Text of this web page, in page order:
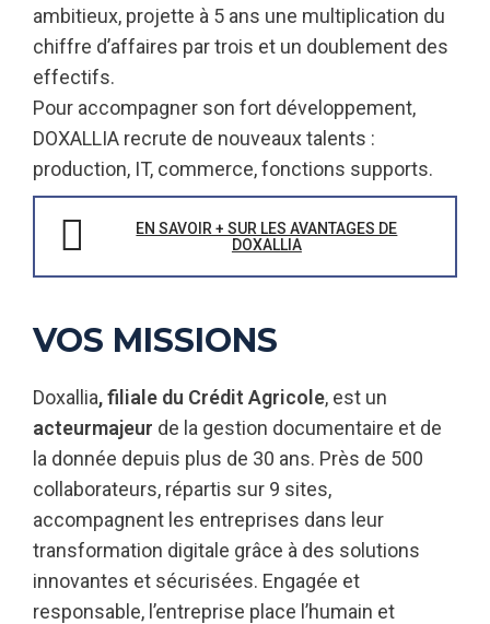
ambitieux, projette à 5 ans une multiplication du
chiffre d’affaires par trois et un doublement des
effectifs.
Pour accompagner son fort développement,
DOXALLIA recrute de nouveaux talents :
production, IT, commerce, fonctions supports.
EN SAVOIR + SUR LES AVANTAGES DE
DOXALLIA
VOS MISSIONS
Doxallia, filiale du Crédit Agricole, est un
acteurmajeur de la gestion documentaire et de
la donnée depuis plus de 30 ans. Près de 500
collaborateurs, répartis sur 9 sites,
accompagnent les entreprises dans leur
transformation digitale grâce à des solutions
innovantes et sécurisées. Engagée et
responsable, l’entreprise place l’humain et